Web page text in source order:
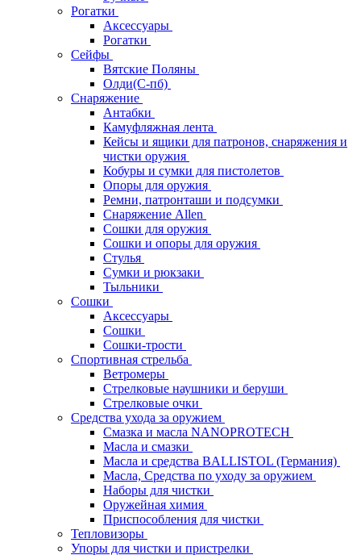
Рогатки
Аксессуары
Рогатки
Сейфы
Вятские Поляны
Олди(С-пб)
Снаряжение
Антабки
Камуфляжная лента
Кейсы и ящики для патронов, снаряжения и
чистки оружия
Кобуры и сумки для пистолетов
Опоры для оружия
Ремни, патронташи и подсумки
Снаряжение Allen
Сошки для оружия
Сошки и опоры для оружия
Стулья
Сумки и рюкзаки
Тыльники
Сошки
Аксессуары
Сошки
Сошки-трости
Спортивная стрельба
Ветромеры
Стрелковые наушники и беруши
Стрелковые очки
Средства ухода за оружием
Смазка и масла NANOPROTECH
Масла и смазки
Масла и средства BALLISTOL (Германия)
Масла, Средства по уходу за оружием
Наборы для чистки
Оружейная химия
Приспособления для чистки
Тепловизоры
Упоры для чистки и пристрелки